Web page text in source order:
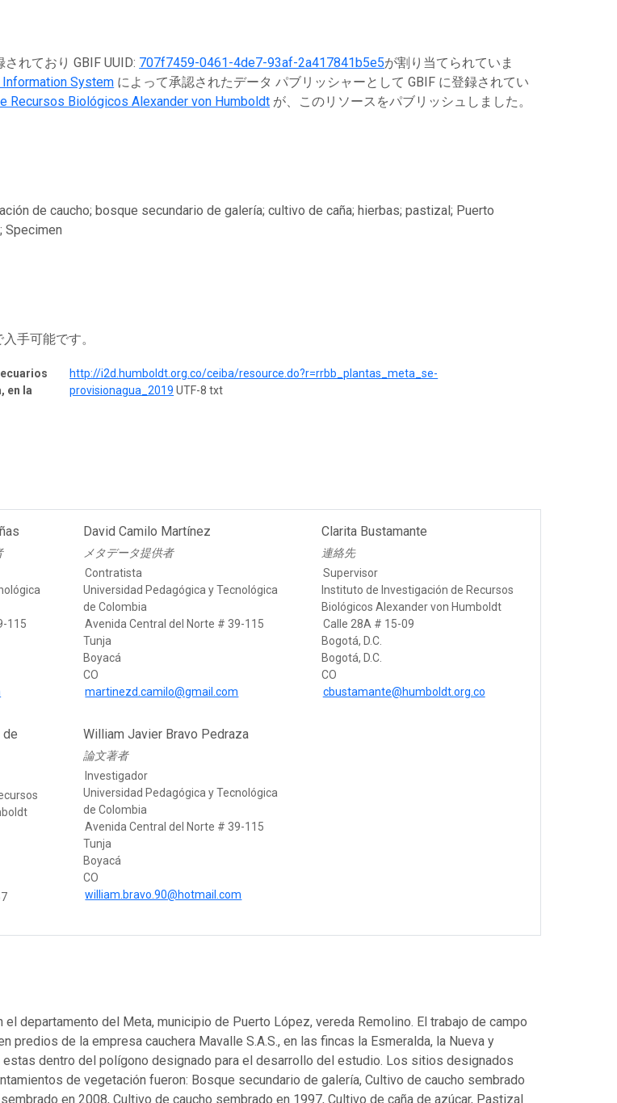
れており GBIF UUID: 707f7459-0461-4de7-93af-2a417841b5e5が割り当てられていま
System によって承認されたデータ パブリッシャーとして GBIF に登録されてい
Recursos Biológicos Alexander von Humboldt が、このリソースをパブリッシュしました。
de caucho; bosque secundario de galería; cultivo de caña; hierbas; pastizal; Puerto
Specimen
手可能です。
en la
http://i2d.humboldt.org.co/ceiba/resource.do?r=rrbb_plantas_meta_se-
provisionagua_2019 UTF-8 txt
115
David Camilo Martínez
メタデータ提供者
Contratista
Universidad Pedagógica y Tecnológica
de Colombia
Avenida Central del Norte # 39-115
Tunja
Boyacá
CO
martinezd.camilo@gmail.com
Clarita Bustamante
連絡先
Supervisor
Instituto de Investigación de Recursos
Biológicos Alexander von Humboldt
Calle 28A # 15-09
Bogotá, D.C.
Bogotá, D.C.
CO
cbustamante@humboldt.org.co
de
William Javier Bravo Pedraza
論文著者
Investigador
Universidad Pedagógica y Tecnológica
de Colombia
Avenida Central del Norte # 39-115
Tunja
Boyacá
CO
william.bravo.90@hotmail.com
el departamento del Meta, municipio de Puerto López, vereda Remolino. El trabajo de campo
predios de la empresa cauchera Mavalle S.A.S., en las fincas la Esmeralda, la Nueva y
estas dentro del polígono designado para el desarrollo del estudio. Los sitios designados
de vegetación fueron: Bosque secundario de galería, Cultivo de caucho sembrado
en 2008, Cultivo de caucho sembrado en 1997, Cultivo de caña de azúcar, Pastizal